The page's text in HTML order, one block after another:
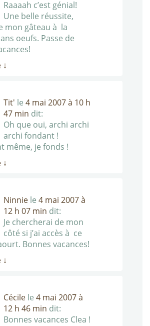
Raaaah c’est génial!
Une belle réussite,
mon gâteau à la
oeufs. Passe de
↓
Tit' le 4 mai 2007 à 10 h
47 min dit:
Oh que oui, archi archi
archi fondant !
même, je fonds !
↓
Ninnie le 4 mai 2007 à
12 h 07 min dit:
Je chercherai de mon
côté si j’ai accès à ce
Bonnes vacances!
↓
Cécile le 4 mai 2007 à
12 h 46 min dit:
Bonnes vacances Clea !